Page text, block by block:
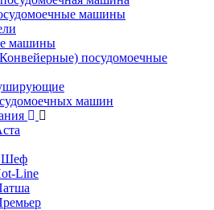
машины
машины
посудомоечные
машин
Line